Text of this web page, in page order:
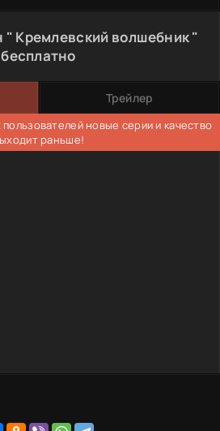
Кремлевский волшебник "
бесплатно
Трейлер
новые серии и качество
раньше!